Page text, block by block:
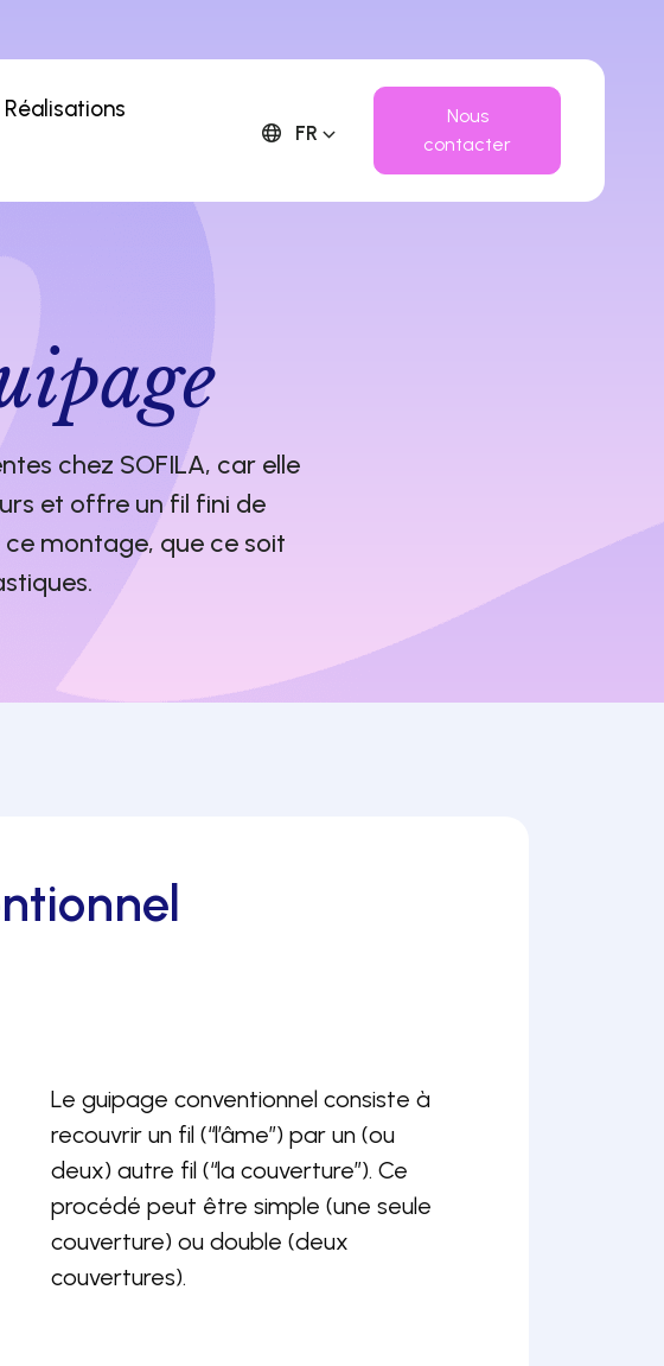
Réalisations
FR
Nous
contacter
chez SOFILA, car elle
et offre un fil fini de
montage, que ce soit
Le guipage conventionnel consiste à
recouvrir un fil (“l’âme”) par un (ou
deux) autre fil (“la couverture”). Ce
procédé peut être simple (une seule
couverture) ou double (deux
couvertures).